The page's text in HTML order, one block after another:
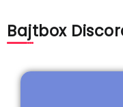
Bajtbox